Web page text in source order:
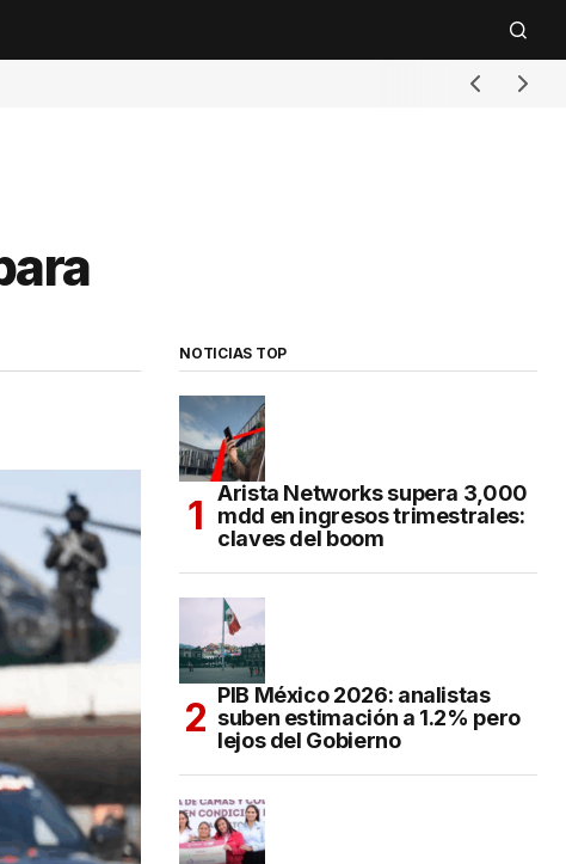
NOTICIAS TOP
Arista Networks supera 3,000
mdd en ingresos trimestrales:
claves del boom
PIB México 2026: analistas
suben estimación a 1.2% pero
lejos del Gobierno